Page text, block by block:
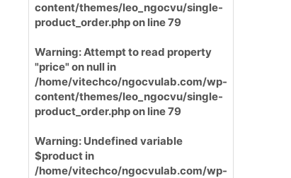
content/themes/leo_ngocvu/single-
product_order.phpon line79
Warning: Attempt to read property
"price" on null in
/home/vitechco/ngocvulab.com/wp-
content/themes/leo_ngocvu/single-
product_order.phpon line79
Warning: Undefined variable
$product in
/home/vitechco/ngocvulab.com/wp-